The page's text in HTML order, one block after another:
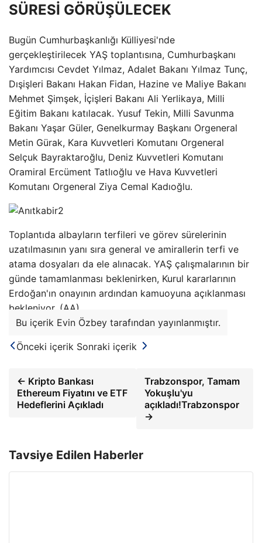
SÜRESİ GÖRÜŞÜLECEK
Bugün Cumhurbaşkanlığı Külliyesi'nde
gerçekleştirilecek YAŞ toplantısına, Cumhurbaşkanı
Yardımcısı Cevdet Yılmaz, Adalet Bakanı Yılmaz Tunç,
Dışişleri Bakanı Hakan Fidan, Hazine ve Maliye Bakanı
Mehmet Şimşek, İçişleri Bakanı Ali Yerlikaya, Milli
Eğitim Bakanı katılacak. Yusuf Tekin, Milli Savunma
Bakanı Yaşar Güler, Genelkurmay Başkanı Orgeneral
Metin Gürak, Kara Kuvvetleri Komutanı Orgeneral
Selçuk Bayraktaroğlu, Deniz Kuvvetleri Komutanı
Oramiral Ercüment Tatlıoğlu ve Hava Kuvvetleri
Komutanı Orgeneral Ziya Cemal Kadıoğlu.
Toplantıda albayların terfileri ve görev sürelerinin
uzatılmasının yanı sıra general ve amirallerin terfi ve
atama dosyaları da ele alınacak. YAŞ çalışmalarının bir
günde tamamlanması beklenirken, Kurul kararlarının
Erdoğan'ın onayının ardından kamuoyuna açıklanması
bekleniyor. (AA)
Bu içerik Evin Özbey tarafından yayınlanmıştır.
Önceki içerik Sonraki içerik
← Kripto Bankası
Ethereum Fiyatını ve ETF
Hedeflerini Açıkladı
Trabzonspor, Tamam
Yokuşlu'yu
açıkladı!Trabzonspor
→
Tavsiye Edilen Haberler